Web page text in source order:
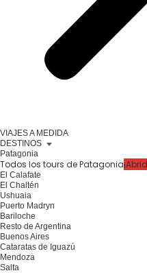
VIAJES A MEDIDA
DESTINOS
Patagonia
Todos los tours de Patagonia
El Calafate
El Chaltén
Ushuaia
Puerto Madryn
Bariloche
Resto de Argentina
Buenos Aires
Cataratas de Iguazú
Mendoza
Salta